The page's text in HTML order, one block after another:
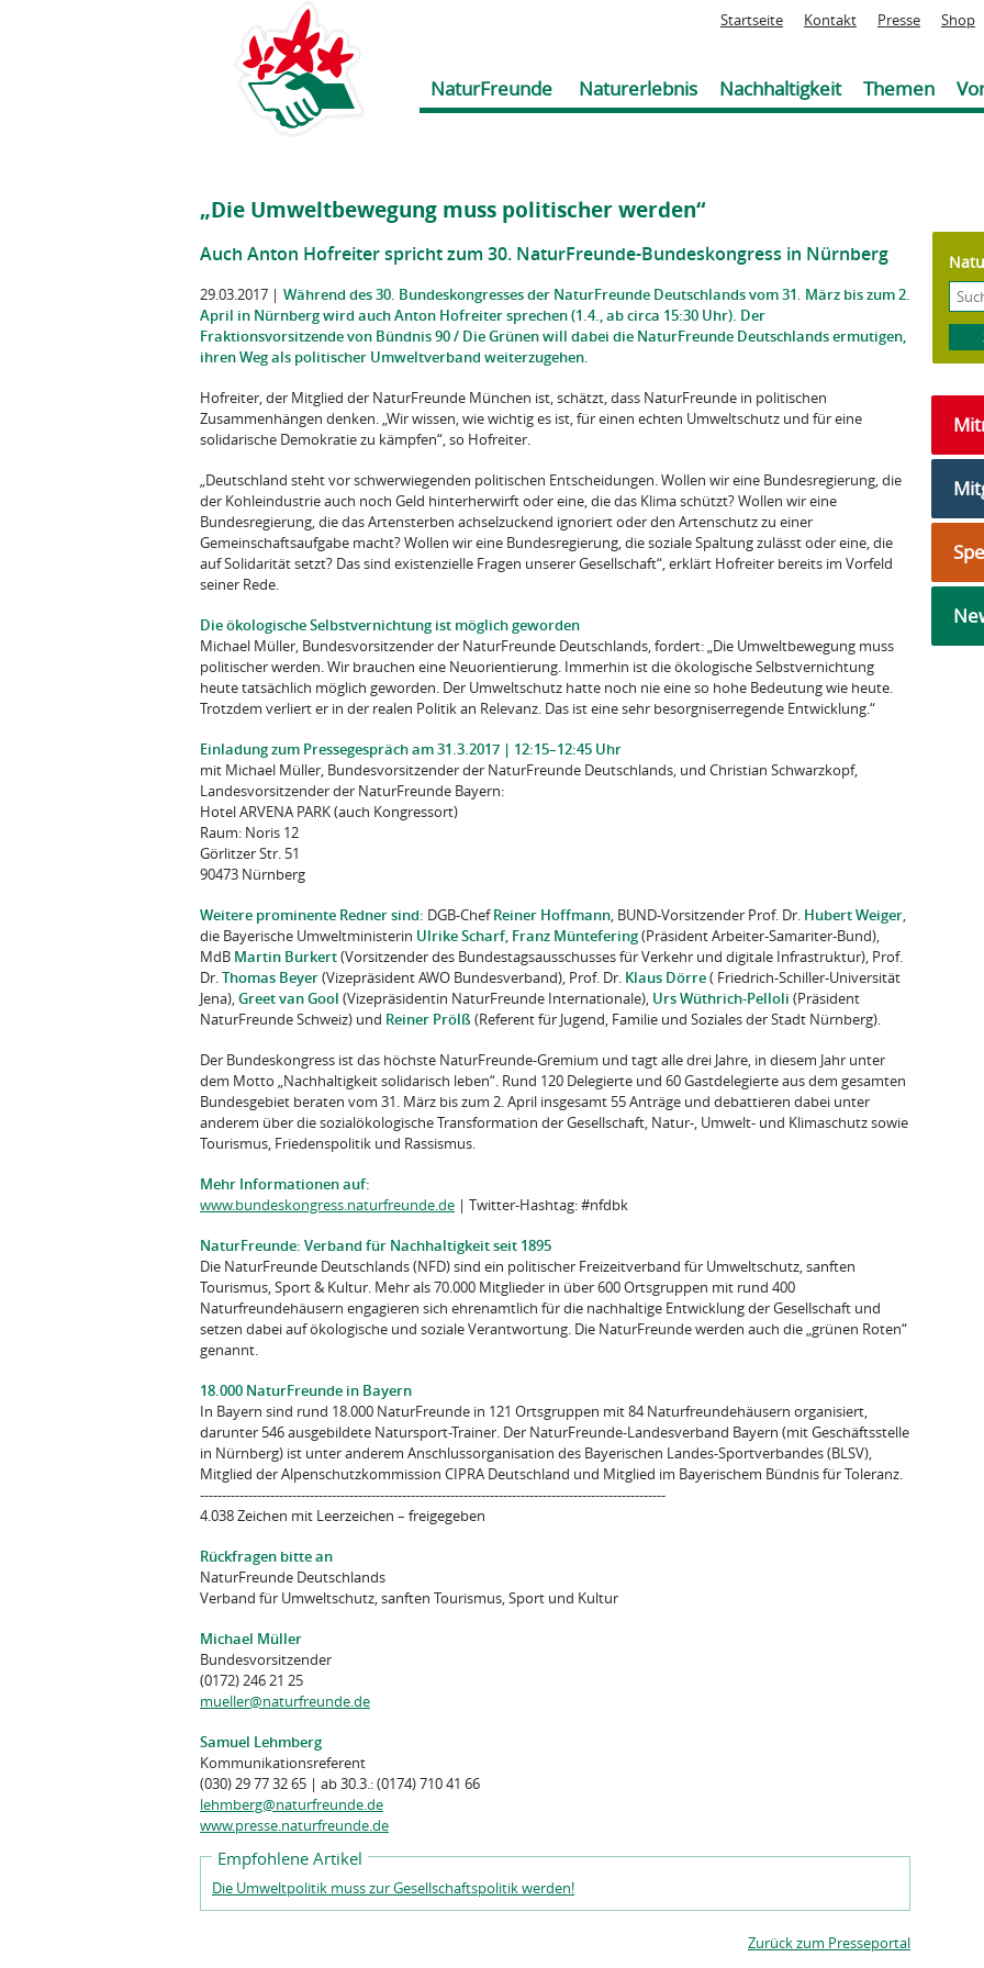
Jump to navigation
Startseite Kontakt Presse Shop
NaturFreunde Naturerlebnis Nachhaltigkeit Themen
„Die Umweltbewegung muss politischer werden“
Auch Anton Hofreiter spricht zum 30. NaturFreunde-Bundeskongress in Nürnberg
29.03.2017 | Während des 30. Bundeskongresses der NaturFreunde Deutschlands vom 31. März bis zum 2.
April in Nürnberg wird auch Anton Hofreiter sprechen (1.4., ab circa 15:30 Uhr). Der
Fraktionsvorsitzende von Bündnis 90 / Die Grünen will dabei die NaturFreunde Deutschlands ermutigen,
ihren Weg als politischer Umweltverband weiterzugehen.
Hofreiter, der Mitglied der NaturFreunde München ist, schätzt, dass NaturFreunde in politischen
Zusammenhängen denken. „Wir wissen, wie wichtig es ist, für einen echten Umweltschutz und für eine
solidarische Demokratie zu kämpfen“, so Hofreiter.
„Deutschland steht vor schwerwiegenden politischen Entscheidungen. Wollen wir eine Bundesregierung, die
der Kohleindustrie auch noch Geld hinterherwirft oder eine, die das Klima schützt? Wollen wir eine
Bundesregierung, die das Artensterben achselzuckend ignoriert oder den Artenschutz zu einer
Gemeinschaftsaufgabe macht? Wollen wir eine Bundesregierung, die soziale Spaltung zulässt oder eine, die
auf Solidarität setzt? Das sind existenzielle Fragen unserer Gesellschaft“, erklärt Hofreiter bereits im Vorfeld
seiner Rede.
Die ökologische Selbstvernichtung ist möglich geworden
Michael Müller, Bundesvorsitzender der NaturFreunde Deutschlands, fordert: „Die Umweltbewegung muss
politischer werden. Wir brauchen eine Neuorientierung. Immerhin ist die ökologische Selbstvernichtung
heute tatsächlich möglich geworden. Der Umweltschutz hatte noch nie eine so hohe Bedeutung wie heute.
Trotzdem verliert er in der realen Politik an Relevanz. Das ist eine sehr besorgniserregende Entwicklung.“
Einladung zum Pressegespräch am 31.3.2017 | 12:15–12:45 Uhr
mit Michael Müller, Bundesvorsitzender der NaturFreunde Deutschlands, und Christian Schwarzkopf,
Landesvorsitzender der NaturFreunde Bayern:
Hotel ARVENA PARK (auch Kongressort)
Raum: Noris 12
Görlitzer Str. 51
90473 Nürnberg
Weitere prominente Redner sind: DGB-ChefReiner Hoffmann, BUND-Vorsitzender Prof. Dr. Hubert Weiger,
die Bayerische Umweltministerin Ulrike Scharf, Franz Müntefering(Präsident Arbeiter-Samariter-Bund),
MdB Martin Burkert(Vorsitzender des Bundestagsausschusses für Verkehr und digitale Infrastruktur), Prof.
Dr.Thomas Beyer(Vizepräsident AWO Bundesverband), Prof. Dr. Klaus Dörre( Friedrich-Schiller-Universität
Jena),Greet van Gool (Vizepräsidentin NaturFreunde Internationale), Urs Wüthrich-Pelloli (Präsident
NaturFreunde Schweiz) und Reiner Prölß (Referent für Jugend, Familie und Soziales der Stadt Nürnberg).
Der Bundeskongress ist das höchste NaturFreunde-Gremium und tagt alle drei Jahre, in diesem Jahr unter
dem Motto „Nachhaltigkeit solidarisch leben“. Rund 120 Delegierte und 60 Gastdelegierte aus dem gesamten
Bundesgebiet beraten vom 31. März bis zum 2. April insgesamt 55 Anträge und debattieren dabei unter
anderem über die sozialökologische Transformation der Gesellschaft, Natur-, Umwelt- und Klimaschutz sowie
Tourismus, Friedenspolitik und Rassismus.
Mehr Informationen auf:
www.bundeskongress.naturfreunde.de | Twitter-Hashtag: #nfdbk
NaturFreunde: Verband für Nachhaltigkeit seit 1895
Die NaturFreunde Deutschlands (NFD) sind ein politischer Freizeitverband für Umweltschutz, sanften
Tourismus, Sport & Kultur. Mehr als 70.000 Mitglieder in über 600 Ortsgruppen mit rund 400
Naturfreundehäusern engagieren sich ehrenamtlich für die nachhaltige Entwicklung der Gesellschaft und
setzen dabei auf ökologische und soziale Verantwortung. Die NaturFreunde werden auch die „grünen Roten“
genannt.
18.000 NaturFreunde in Bayern
In Bayern sind rund 18.000 NaturFreunde in 121 Ortsgruppen mit 84 Naturfreundehäusern organisiert,
darunter 546 ausgebildete Natursport-Trainer. Der NaturFreunde-Landesverband Bayern (mit Geschäftsstelle
in Nürnberg) ist unter anderem Anschlussorganisation des Bayerischen Landes-Sportverbandes (BLSV),
Mitglied der Alpenschutzkommission CIPRA Deutschland und Mitglied im Bayerischem Bündnis für Toleranz.
----------------------------------------------------------------------------------------------------------
4.038 Zeichen mit Leerzeichen – freigegeben
Rückfragen bitte an
NaturFreunde Deutschlands
Verband für Umweltschutz, sanften Tourismus, Sport und Kultur
Michael Müller
Bundesvorsitzender
(0172) 246 21 25
mueller@naturfreunde.de
Samuel Lehmberg
Kommunikationsreferent
(030) 29 77 32 65 | ab 30.3.: (0174) 710 41 66
lehmberg@naturfreunde.de
www.presse.naturfreunde.de
Empfohlene Artikel
Die Umweltpolitik muss zur Gesellschaftspolitik werden!
Zurück zum Presseportal